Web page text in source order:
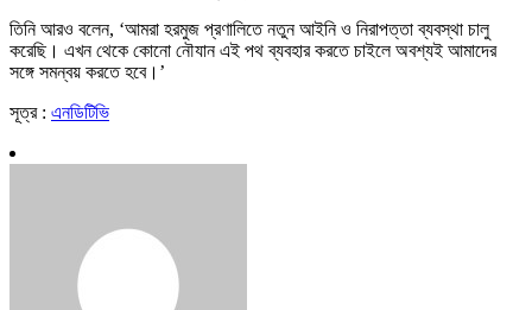
তিনি আরও বলেন, ‘আমরা হরমুজ প্রণালিতে নতুন আইনি ও নিরাপত্তা ব্যবস্থা চালু
করেছি। এখন থেকে কোনো নৌযান এই পথ ব্যবহার করতে চাইলে অবশ্যই আমাদের
সঙ্গে সমন্বয় করতে হবে।’
সূত্র : এনডিটিভি